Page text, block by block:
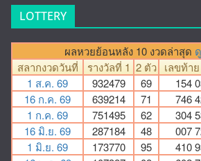
LOTTERY